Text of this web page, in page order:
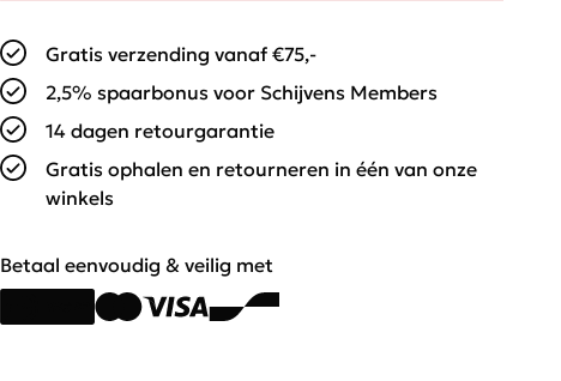
Gratis verzending vanaf €75,-
2,5% spaarbonus voor Schijvens Members
14 dagen retourgarantie
Gratis ophalen en retourneren in één van onze
winkels
Betaal eenvoudig & veilig met